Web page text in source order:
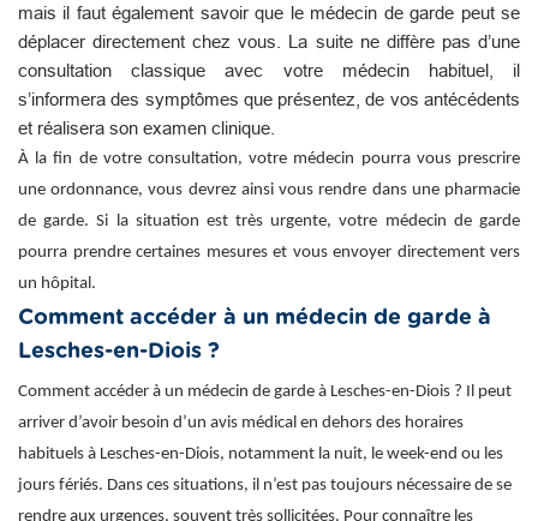
mais il faut également savoir que le médecin de garde peut se
déplacer directement chez vous. La suite ne diffère pas d’une
consultation classique avec votre médecin habituel, il
s’informera des symptômes que présentez, de vos antécédents
et réalisera son examen clinique.
À la fin de votre consultation, votre médecin pourra vous prescrire
une ordonnance, vous devrez ainsi vous rendre dans une pharmacie
de garde. Si la situation est très urgente, votre médecin de garde
pourra prendre certaines mesures et vous envoyer directement vers
un hôpital.
Comment accéder à un médecin de garde à
Lesches-en-Diois ?
Comment accéder à un médecin de garde à Lesches-en-Diois ? Il peut
arriver d’avoir besoin d’un avis médical en dehors des horaires
habituels à Lesches-en-Diois, notamment la nuit, le week-end ou les
jours fériés. Dans ces situations, il n’est pas toujours nécessaire de se
rendre aux urgences, souvent très sollicitées. Pour connaître les